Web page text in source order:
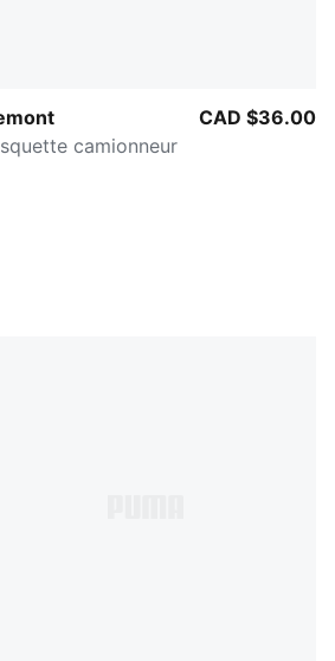
camionneur
CAD $36.00